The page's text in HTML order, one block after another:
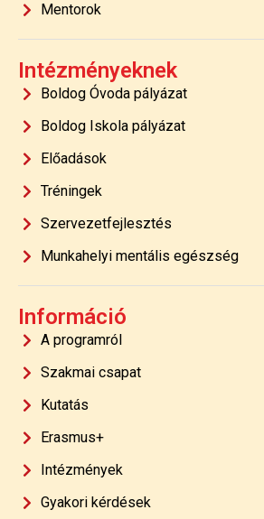
Mentorok
Intézményeknek
Boldog Óvoda pályázat
Boldog Iskola pályázat
Előadások
Tréningek
Szervezetfejlesztés
Munkahelyi mentális egészség
Információ
A programról
Szakmai csapat
Kutatás
Erasmus+
Intézmények
Gyakori kérdések